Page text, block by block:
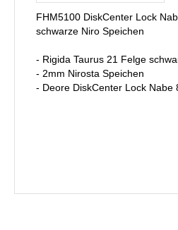
FHM5100 DiskCenter Lock
schwarze Niro Speichen
- Rigida Taurus 21 Felge
- 2mm Nirosta Speichen
- Deore DiskCenter Lock Nabe